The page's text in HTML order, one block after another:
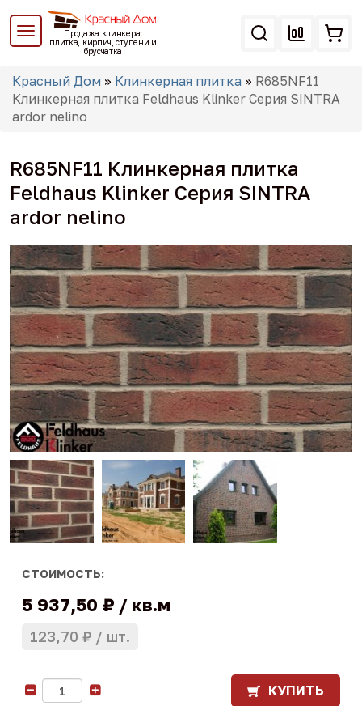
Перейти
основному
Продажа клинкера:
плитка, кирпич, ступени и
брусчатка
Вы
здесь
Красный Дом » Клинкерная плитка » R685NF11
Клинкерная плитка Feldhaus Klinker Серия SINTRA
ardor nelino
R685NF11 Клинкерная плитка
Feldhaus Klinker Серия SINTRA
ardor nelino
СТОИМОСТЬ:
5 937,50 ₽ кв.м
123,70 ₽ шт.
КУПИТЬ